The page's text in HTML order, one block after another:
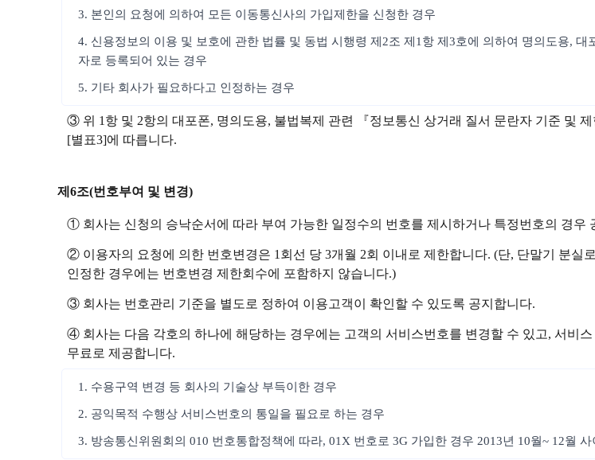
3. 본인의 요청에 의하여 모든 이동통신사의 가입제한을 신청한 경우
4. 신용정보의 이용 및 보호에 관한 법률 및 동법 시행령 제2조 제1항 제3호에 의하여 명의도용,
자로 등록되어 있는 경우
5. 기타 회사가 필요하다고 인정하는 경우
③ 위 1항 및 2항의 대포폰, 명의도용, 불법복제 관련 『정보통신 상거래 질서 문란자 기준 및
[별표3]에 따릅니다.
제6조(번호부여 및 변경)
① 회사는 신청의 승낙순서에 따라 부여 가능한 일정수의 번호를 제시하거나 특정번호의 경우
② 이용자의 요청에 의한 번호변경은 1회선 당 3개월 2회 이내로 제한합니다. (단, 단말기 분
인정한 경우에는 번호변경 제한회수에 포함하지 않습니다.)
③ 회사는 번호관리 기준을 별도로 정하여 이용고객이 확인할 수 있도록 공지합니다.
④ 회사는 다음 각호의 하나에 해당하는 경우에는 고객의 서비스번호를 변경할 수 있고, 서비
무료로 제공합니다.
1. 수용구역 변경 등 회사의 기술상 부득이한 경우
2. 공익목적 수행상 서비스번호의 통일을 필요로 하는 경우
3. 방송통신위원회의 010 번호통합정책에 따라, 01X 번호로 3G 가입한 경우 2013년 10월~ 12월